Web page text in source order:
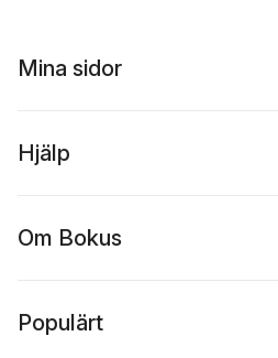
Mina sidor
Hjälp
Om Bokus
Populärt